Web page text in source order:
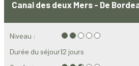
Canal des deux Mers - De
Niveau :
Durée du séjour:12 jours